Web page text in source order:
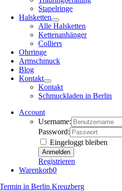
Stapelringe
Halsketten
Alle Halsketten
Kettenanhänger
Colliers
Ohrringe
Armschmuck
Blog
Kontakt
Kontakt
Schmuckladen in Berlin
Account
Username:
Password:
Eingeloggt bleiben
Registrieren
Warenkorb0
Termin in Berlin Kreuzberg